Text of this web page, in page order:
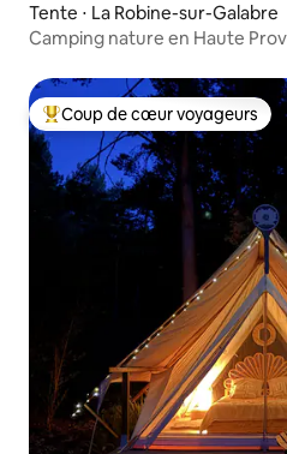
Tente ⋅ La Robine-sur-Galabre
Camping nature en Haute
Coups de cœur voyageurs les
Coup de cœur voyageurs